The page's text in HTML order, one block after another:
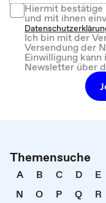
Hiermit
und mit ihnen
Ich bin mit der
Versendung der
Einwilligung
Newsletter über
Themensuche
A B C D E
N
O P Q R